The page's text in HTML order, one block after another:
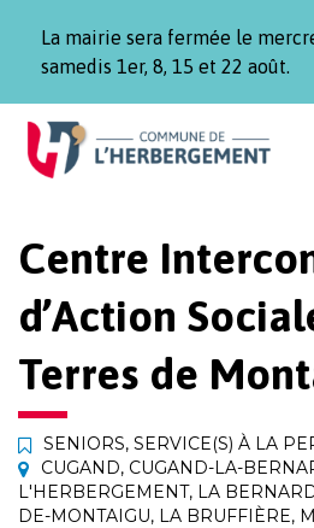
La mairie sera fermée le
samedis 1er, 8, 15 et 22 août.
Aller
Aller
contenu
Aller
pied
Centre
d’Action
Terres de
SENIORS, SERVICE(S) À LA
CUGAND, CUGAND-LA-
L'HERBERGEMENT, LA
DE-MONTAIGU, LA BRUFFIÈRE,